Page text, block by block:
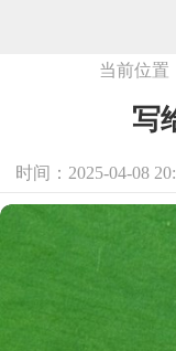
当前位置
写
时间：2025-04-08